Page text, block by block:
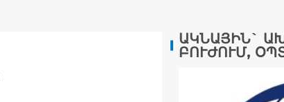
ԱԿՆԱՅԻՆ`
ԲՈՒԺՈՒՄ,